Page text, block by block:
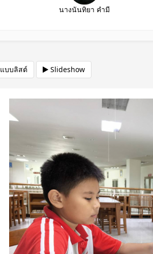
นางนันทิยา คำมี
แบบลิสต์ Slideshow